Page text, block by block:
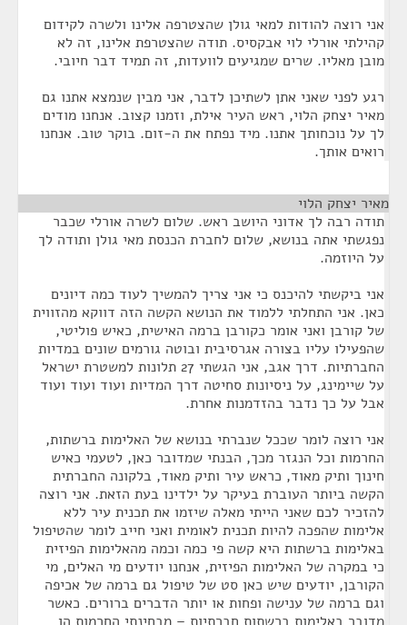
אני רוצה להודות למאי גולן שהצטרפה אלינו ולשרה לקידום
קהילתי אורלי לוי אבקסיס. תודה שהצטרפת אלינו, זה לא
מובן מאליו. שרים שמגיעים לוועדות, זה תמיד דבר חיובי.
רגע לפני שאני אתן לשתיכן לדבר, אני מבין שנמצא אתנו גם
מאיר יצחק הלוי, ראש העיר אילת, וזמנו קצוב. אנחנו מודים
לך על נוכחותך אתנו. מיד נפתח את ה-זום. בוקר טוב. אנחנו
רואים אותך.
מאיר יצחק הלוי
תודה רבה לך אדוני היושב ראש. שלום לשרה אורלי שכבר
נפגשתי אתה בנושא, שלום לחברת הכנסת מאי גולן ותודה לך
על היוזמה.
אני ביקשתי להיכנס כי אני צריך להמשיך לעוד כמה דיונים
כאן. אני התחלתי ללמוד את הנושא הקשה הזה דווקא מהזווית
של קורבן ואני אומר כקורבן ברמה האישית, כאיש פוליטי,
שהפעילו עליו בצורה אגרסיבית ובוטה גורמים שונים במדיות
החברתיות. דרך אגב, אני הגשתי 27 תלונות למשטרת ישראל
על שיימינג, על ניסיונות סחיטה דרך המדיות ועוד ועוד ועוד
אבל על כך נדבר בהזדמנות אחרת.
אני רוצה לומר שככל שנברתי בנושא של האלימות ברשתות,
החרמות וכל הנגזר מכך, הבנתי שמדובר כאן, לטעמי כאיש
חינוך ותיק מאוד, כראש עיר ותיק מאוד, בלקונה החברתית
הקשה ביותר העוברת בעיקר על ילדינו בעת הזאת. אני רוצה
להזכיר לכם שאני הייתי מאלה שיזמו את תכנית עיר ללא
אלימות שהפכה להיות תכנית לאומית ואני חייב לומר שהטיפול
באלימות ברשתות היא קשה פי כמה וכמה מהאלימות הפיזית
כי במקרה של האלימות הפיזית, אנחנו יודעים מי האלים, מי
הקורבן, יודעים שיש כאן סט של טיפול גם ברמה של אכיפה
וגם ברמה של ענישה ופחות או יותר הדברים ברורים. כאשר